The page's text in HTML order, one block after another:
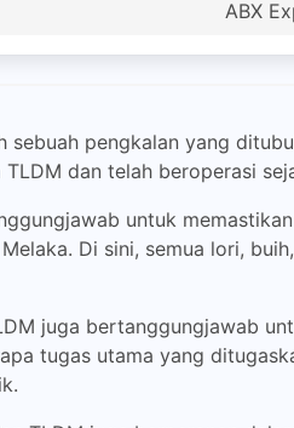
ABX
sebuah pengkalan yang
dan telah beroperasi
untuk
Di sini, semua lori,
juga bertanggungjawab
tugas utama yang